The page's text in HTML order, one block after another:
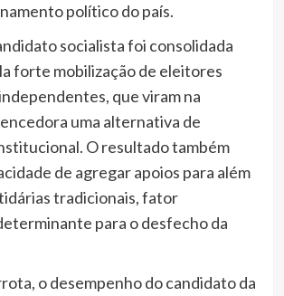
político do país.
socialista foi consolidada
forte mobilização de eleitores
que viram na
uma alternativa de
O resultado também
de agregar apoios para além
tradicionais, fator
para o desfecho da
o desempenho do candidato da